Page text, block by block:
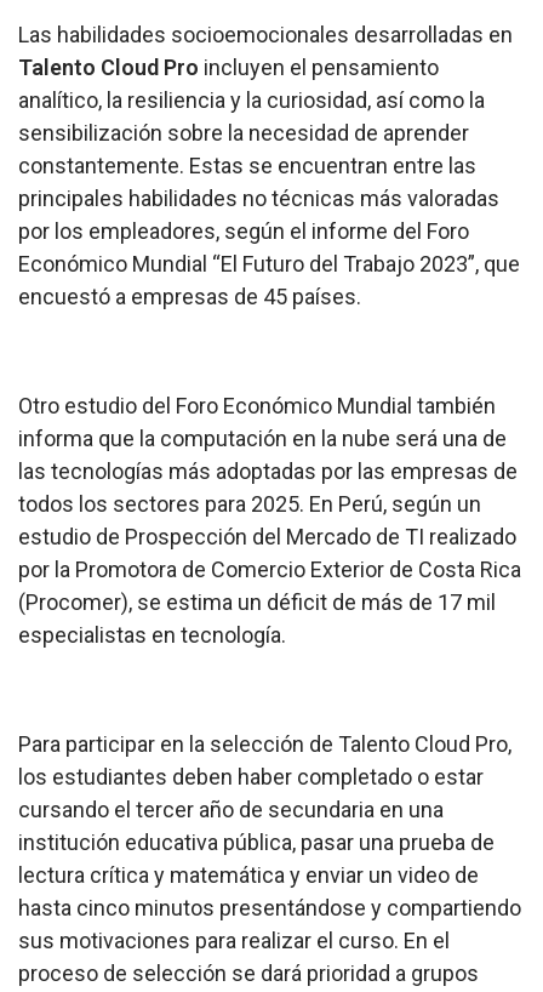
Las habilidades socioemocionales desarrolladas en
Talento Cloud Pro incluyen el pensamiento
analítico, la resiliencia y la curiosidad, así como la
sensibilización sobre la necesidad de aprender
constantemente. Estas se encuentran entre las
principales habilidades no técnicas más valoradas
por los empleadores, según el informe del Foro
Económico Mundial “El Futuro del Trabajo 2023”, que
encuestó a empresas de 45 países.
Otro estudio del Foro Económico Mundial también
informa que la computación en la nube será una de
las tecnologías más adoptadas por las empresas de
todos los sectores para 2025. En Perú, según un
estudio de Prospección del Mercado de TI realizado
por la Promotora de Comercio Exterior de Costa Rica
(Procomer), se estima un déficit de más de 17 mil
especialistas en tecnología.
Para participar en la selección de Talento Cloud Pro,
los estudiantes deben haber completado o estar
cursando el tercer año de secundaria en una
institución educativa pública, pasar una prueba de
lectura crítica y matemática y enviar un video de
hasta cinco minutos presentándose y compartiendo
sus motivaciones para realizar el curso. En el
proceso de selección se dará prioridad a grupos